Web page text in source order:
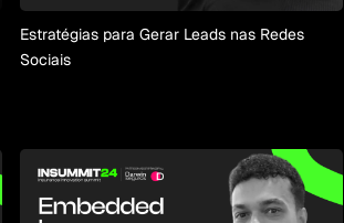
Estratégias para Gerar Leads nas Redes
Sociais